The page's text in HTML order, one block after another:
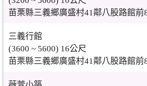
苗栗縣三義鄉廣盛村41鄰八股路館前
三義行館
(3600 ~ 5600) 16公尺
苗栗縣三義鄉廣盛村41鄰八股路館前